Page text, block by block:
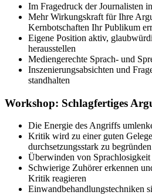
Im Fragedruck der Journalisten
Mehr Wirkungskraft für Ihre
Kernbotschaften Ihr Publikum
Eigene Position aktiv,
herausstellen
Mediengerechte Sprach- und
Inszenierungsabsichten und
standhalten
Workshop: Schlagfertiges
Die Energie des Angriffs
Kritik wird zu einer guten
durchsetzungsstark zu begründen
Überwinden von
Schwierige Zuhörer erkennen
Kritik reagieren
Einwandbehandlungstechniken